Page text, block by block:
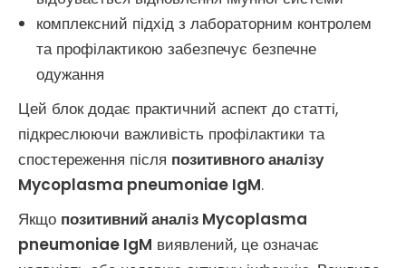
комплексний підхід з лабораторним контролем
та профілактикою забезпечує безпечне
одужання
Цей блок додає практичний аспект до статті,
підкреслюючи важливість профілактики та
спостереження після позитивного аналізу
Mycoplasma pneumoniae IgM.
Якщо позитивний аналіз Mycoplasma
pneumoniae IgM виявлений, це означає